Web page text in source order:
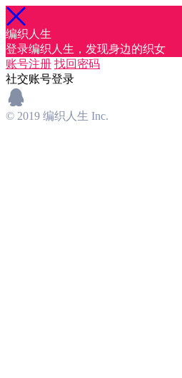
编织人生
登录编织人生，发现身边的织女
账号注册 找回密码
社交账号登录
© 2019 编织人生 Inc.